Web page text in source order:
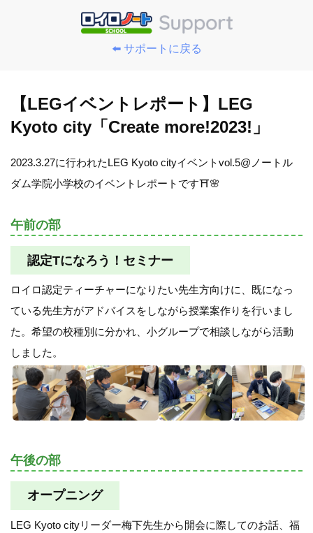
⬅️ サポートに戻る
【LEGイベントレポート】LEG
Kyoto city「Create more!2023!」
2023.3.27に行われたLEG Kyoto cityイベントvol.5@ノートル
ダム学院小学校のイベントレポートです⛩🌸
午前の部
認定Tになろう！セミナー
ロイロ認定ティーチャーになりたい先生方向けに、既になっ
ている先生方がアドバイスをしながら授業案作りを行いまし
た。希望の校種別に分かれ、小グループで相談しながら活動
しました。
午後の部
オープニング
LEG Kyoto cityリーダー梅下先生から開会に際してのお話、福